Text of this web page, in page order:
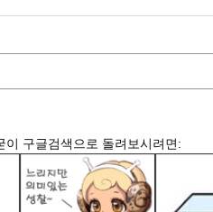
이 구글검색으로 돌려보시려면: